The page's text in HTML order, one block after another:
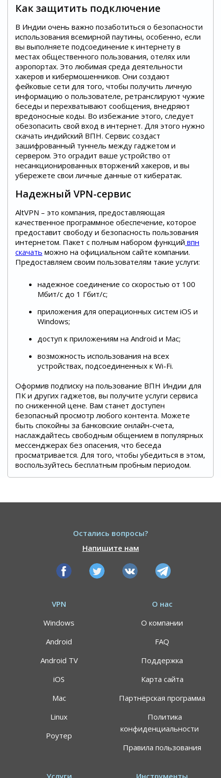
СКИДКИ 64%
Воспользуйтесь специальным предложением
ALTVPN, и сэкомьте на тарифном плане до 64%
Как защитить подключение
В Индии очень важно позаботиться о безопасности
использования всемирной паутины, особенно, если
вы выполняете подсоединение к интернету в
местах общественного пользования, отелях или
аэропортах. Это любимая среда деятельности
хакеров и кибермошенников. Они создают
фейковые сети для того, чтобы получить личную
информацию о пользователе, ретранслируют чужие
беседы и перехватывают сообщения, внедряют
вредоносные коды. Во избежание этого, следует
обезопасить свой вход в интернет. Для этого нужно
скачать индийский ВПН. Сервис создаст
зашифрованный туннель между гаджетом и
сервером. Это оградит ваше устройство от
несанкционированных вторжений хакеров, и вы
убережете свои личные данные от кибератак.
Надежный VPN-сервис
AltVPN – это компания, предоставляющая
качественное программное обеспечение, которое
предоставит свободу и безопасность пользования
интернетом. Пакет с полным набором функций впн
скачать можно на официальном сайте компании.
Предоставляем своим пользователям такие услуги:
надежное соединение со скоростью от 100
Мбит/c до 1 Гбит/c;
приложения для операционных систем iOS и
Windows;
доступ к приложениям на Android и Mac;
возможность использования на всех
устройствах, подсоединенных к Wi-Fi.
Оформив подписку на пользование ВПН Индии для
ПК и других гаджетов, вы получите услуги сервиса
по сниженной цене. Вам станет доступен
безопасный просмотр любого контента. Можете
быть спокойны за банковские онлайн-счета,
наслаждайтесь свободным общением в популярных
мессенджерах без опасения, что беседа
просматривается. Для того, чтобы убедиться в этом,
воспользуйтесь бесплатным пробным периодом.
Остались вопросы?
Напишите нам
VPN
Windows
Android
Android TV
iOS
Mac
Linux
Роутер
О нас
О компании
FAQ
Поддержка
Карта сайта
Партнёрская программа
Политика
конфиденциальности
Правила пользования
Услуги Инструменты